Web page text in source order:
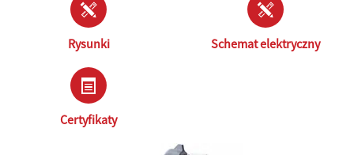
Rysunki Schemat elektryczny
Certyfikaty